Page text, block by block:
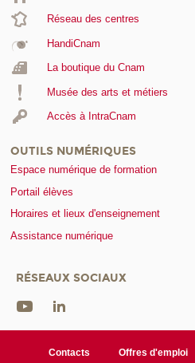
Réseau des centres
HandiCnam
La boutique du Cnam
Musée des arts et métiers
Accès à IntraCnam
OUTILS NUMÉRIQUES
Espace numérique de formation
Portail élèves
Horaires et lieux d'enseignement
Assistance numérique
RÉSEAUX SOCIAUX
Contacts Offres d'emploi